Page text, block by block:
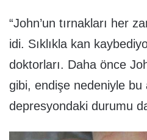
“John’un tırnakları her
idi. Sıklıkla kan
doktorları. Daha önce
gibi, endişe nedeniyle bu
depresyondaki durumu